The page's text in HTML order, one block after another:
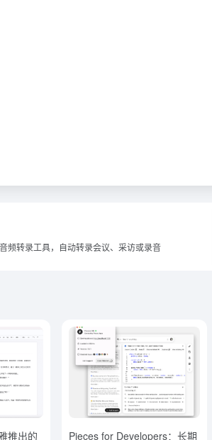
频转录工具，自动转录会议、采访或录音
推出的
Pieces for Developers：长期